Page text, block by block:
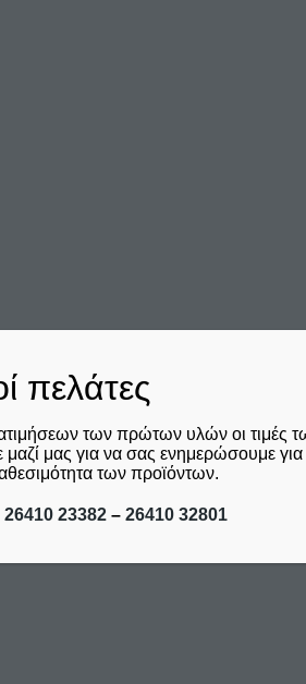
πελάτες
των πρώτων υλών οι τιμές
μας για να σας ενημερώσουμε για
των προϊόντων.
26410 23382– 26410 32801